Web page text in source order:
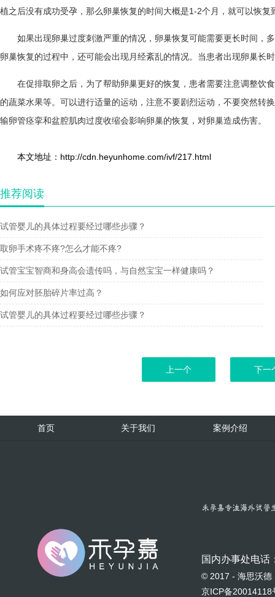
植之后没有成功受孕，那么卵巢恢复的时间大概是1-2个月，就可以恢复
如果出现卵巢过度刺激严重的情况，卵巢恢复可能需要更长时间，
卵巢恢复的过程中，还可能会出现月经紊乱的情况。当患者出现卵巢长
在促排取卵之后，为了帮助卵巢更好的恢复，患者需要注意调整饮
的蔬菜水果等。可以进行适量的运动，注意不要剧烈运动，不要突然转
输卵管痉挛和盆腔肌肉过度收缩会影响卵巢的恢复，对卵巢造成伤害。
本文地址：http://cdn.heyunhome.com/ivf/217.html
推荐阅读
试管婴儿的具体过程要经过哪些步骤？
取卵手术疼不疼?怎么才能不疼?
试管宝宝智商和身高会遗传吗，与自然宝宝一样健康吗？
如何应对胚胎碎片率过高？
试管婴儿的具体过程要经过哪些步骤？
上一个 下一
首页 关于我们 案例介绍
国内办事处电话
© 2017 - 海思沃德
京ICP备20014118